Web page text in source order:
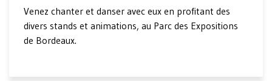
Venez chanter et danser avec eux en profitant des
divers stands et animations, au Parc des Expositions
de Bordeaux.